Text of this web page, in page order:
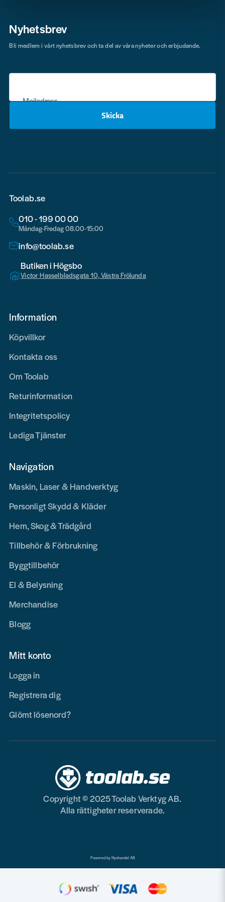
Nyhetsbrev
Mejladress
Skicka
Bli medlem i vårt nyhetsbrev och ta del av våra nyheter och erbjudande.
Toolab.se
010 - 199 00 00
Måndag-Fredag 08.00-15:00
info@toolab.se
Butiken i Högsbo
Victor Hasselbladsgata 10, Västra Frölunda
Information
Köpvillkor
Kontakta oss
Om Toolab
Returinformation
Integritetspolicy
Lediga Tjänster
Navigation
Maskin, Laser & Handverktyg
Personligt Skydd & Kläder
Hem, Skog & Trädgård
Tillbehör & Förbrukning
Byggtillbehör
El & Belysning
Merchandise
Blogg
Mitt konto
Logga in
Registrera dig
Glömt lösenord?
Copyright © 2025 Toolab Verktyg AB.
Alla rättigheter reserverade.
Powered by Nyehandel AB